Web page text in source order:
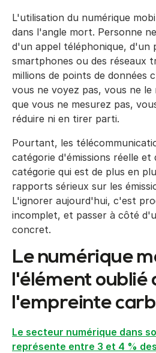
L'utilisation du numérique
dans l'angle mort. Personne
d'un appel téléphonique, d'un
smartphones ou des réseaux
millions de points de données
vous ne voyez pas, vous ne le
que vous ne mesurez pas,
réduire ni en tirer parti.
Pourtant, les
catégorie d'émissions réelle
catégorie qui est de plus en
rapports sérieux sur les
L'ignorer aujourd'hui, c'est
incomplet, et passer à côté
concret.
Le numérique
l'élément oublié
l'empreinte
Le secteur numérique dans
représente entre 3 et 4 %